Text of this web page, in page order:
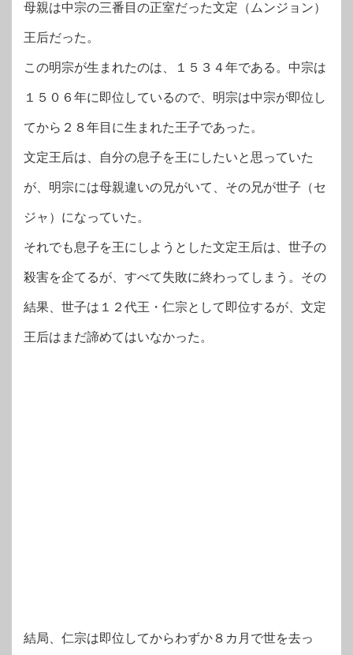
母親は中宗の三番目の正室だった文定（ムンジョン）
王后だった。
この明宗が生まれたのは、１５３４年である。中宗は
１５０６年に即位しているので、明宗は中宗が即位し
てから２８年目に生まれた王子であった。
文定王后は、自分の息子を王にしたいと思っていた
が、明宗には母親違いの兄がいて、その兄が世子（セ
ジャ）になっていた。
それでも息子を王にしようとした文定王后は、世子の
殺害を企てるが、すべて失敗に終わってしまう。その
結果、世子は１２代王・仁宗として即位するが、文定
王后はまだ諦めてはいなかった。
結局、仁宗は即位してからわずか８カ月で世を去っ